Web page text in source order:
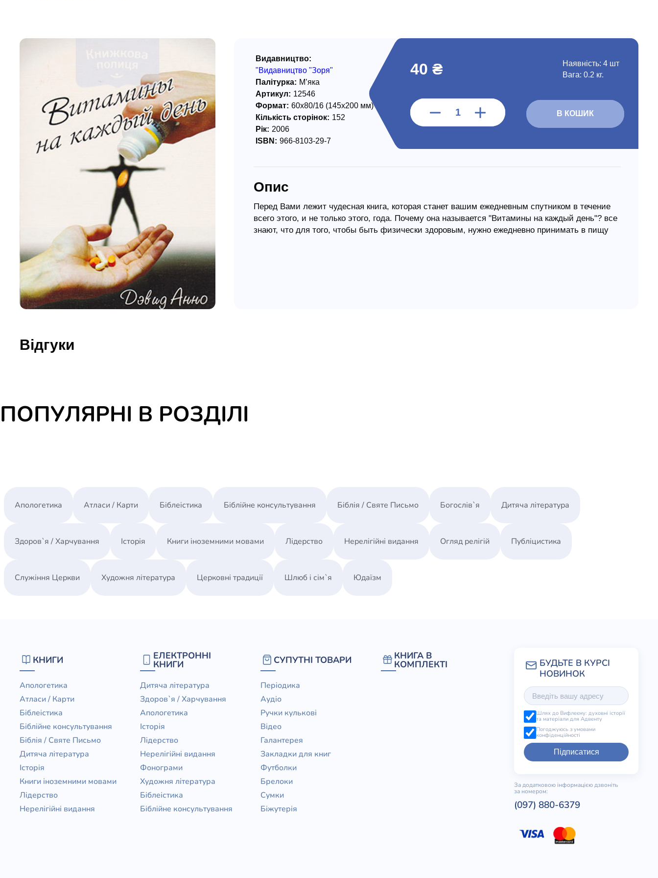
Історія
Книги іноземними мовами
Лідерство
Нерелігійні видання
Церковні традиції
Служіння Церкви
Здоров`я / Харчування
Художня література
40 ₴ Наявність: 4 шт
Вага: 0.2 кг.
В КОШИК
Видавництво:
"Видавництво "Зоря"
Палітурка: М’яка
Артикул: 12546
Формат: 60х80/16 (145х200 мм)
Кількість сторінок: 152
Рік: 2006
ISBN: 966-8103-29-7
Опис
Перед Вами лежит чудесная книга, которая станет вашим ежедневным спутником в течение
всего этого, и не только этого, года. Почему она называется "Витамины на каждый день"? все
знают, что для того, чтобы быть физически здоровым, нужно ежедневно принимать в пищу
Відгуки
ПОПУЛЯРНІ В РОЗДІЛІ
Апологетика Атласи / Карти Біблеістика Біблійне консультування Біблія / Святе Письмо Богослів`я Дитяча література
Здоров`я / Харчування Історія Книги іноземними мовами Лідерство Нерелігійні видання Огляд релігій Публіцистика
Служіння Церкви Художня література Церковні традиції Шлюб і сім`я Юдаїзм
КНИГИ
Апологетика
Атласи / Карти
Біблеістика
Біблійне консультування
Біблія / Святе Письмо
Дитяча література
Історія
Книги іноземними мовами
Лідерство
Нерелігійні видання
ЕЛЕКТРОННІ
КНИГИ
Дитяча література
Здоров`я / Харчування
Апологетика
Історія
Лідерство
Нерелігійні видання
Фонограми
Художня література
Біблеістика
Біблійне консультування
СУПУТНІ ТОВАРИ
Періодика
Аудіо
Ручки кулькові
Відео
Галантерея
Закладки для книг
Футболки
Брелоки
Сумки
Біжутерія
КНИГА В
КОМПЛЕКТІ
Шлях до Вифлеєму: духовні історії
та матеріали для Адвенту
Погоджуюсь з умовами
конфіденційності
Підписатися
За додатковою інформацією дзвоніть
за номером:
(097) 880-6379